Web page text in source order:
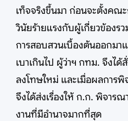
เท็จจริงขึ้นมา ก่อนจะตั้งคณ
วินัยร้ายแรงกับผู้เกี่ยวข้องร
การสอบสวนเบื้องต้นออกมา
เบาเกินไป ผู้ว่าฯ กทม. จึงไ
ลงโทษใหม่ และเมื่อผลการ
จึงได้ส่งเรื่องให้ ก.ก. พิจาร
งานที่มีอำนาจมากที่สุด